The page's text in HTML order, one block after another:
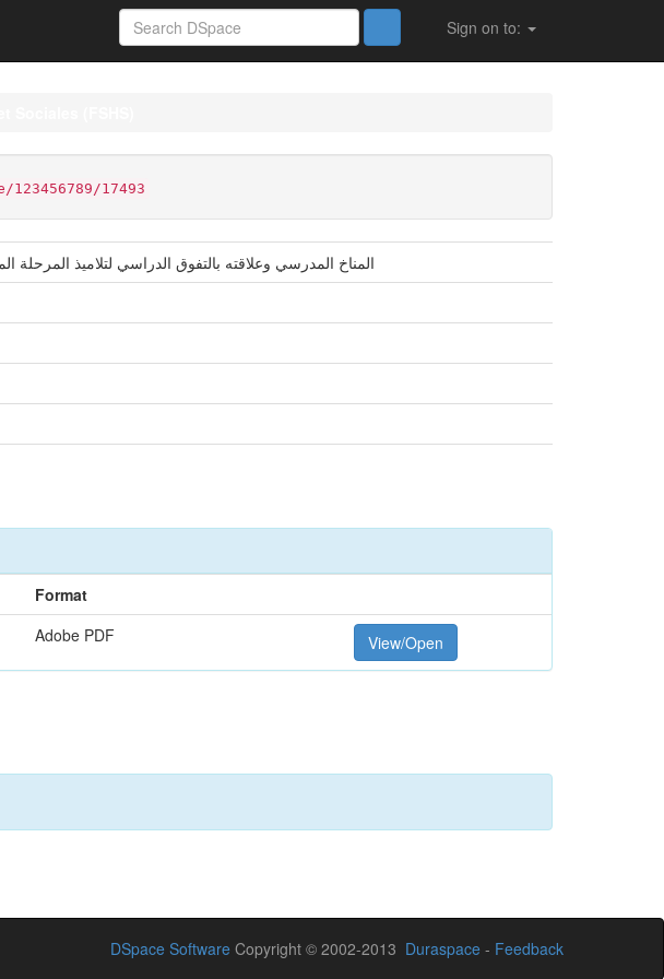
Sign on to:
17493
المناخ المدرسي وعلاقته بالتفوق الدراسي لتلاميذ المرحلة
Format
Adobe PDF View/Open
DSpace Software Copyright © 2002-2013 Duraspace - Feedback